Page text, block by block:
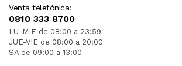
Venta telefónica:
0810 333 8700
LU-MIE de 08:00 a 23:59
JUE-VIE de 08:00 a 20:00
SA de 09:00 a 13:00